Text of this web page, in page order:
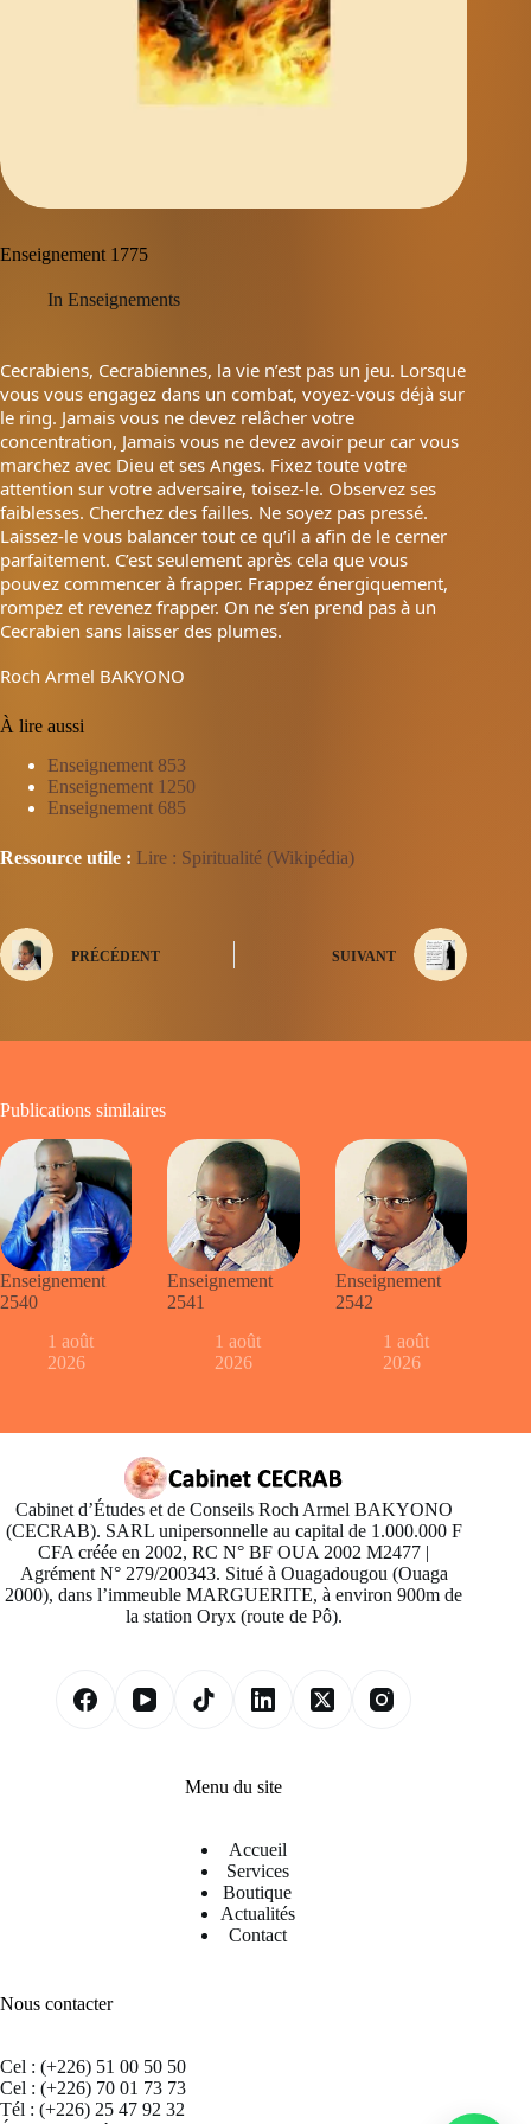
Enseignement 1775
In Enseignements
Cecrabiens, Cecrabiennes, la vie n’est pas un jeu. Lorsque
vous vous engagez dans un combat, voyez-vous déjà sur
le ring. Jamais vous ne devez relâcher votre
concentration, Jamais vous ne devez avoir peur car vous
marchez avec Dieu et ses Anges. Fixez toute votre
attention sur votre adversaire, toisez-le. Observez ses
faiblesses. Cherchez des failles. Ne soyez pas pressé.
Laissez-le vous balancer tout ce qu’il a afin de le cerner
parfaitement. C’est seulement après cela que vous
pouvez commencer à frapper. Frappez énergiquement,
rompez et revenez frapper. On ne s’en prend pas à un
Cecrabien sans laisser des plumes.
Roch Armel BAKYONO
À lire aussi
Enseignement 853
Enseignement 1250
Enseignement 685
Ressource utile : Lire : Spiritualité (Wikipédia)
PRÉCÉDENT SUIVANT
Publications similaires
Enseignement
2540
1 août
2026
Enseignement
2541
1 août
2026
Enseignement
2542
1 août
2026
Cabinet d’Études et de Conseils Roch Armel BAKYONO
(CECRAB). SARL unipersonnelle au capital de 1.000.000 F
CFA créée en 2002, RC N° BF OUA 2002 M2477 |
Agrément N° 279/200343. Situé à Ouagadougou (Ouaga
2000), dans l’immeuble MARGUERITE, à environ 900m de
la station Oryx (route de Pô).
Menu du site
Accueil
Services
Boutique
Actualités
Contact
Nous contacter
Cel : (+226) 51 00 50 50
Cel : (+226) 70 01 73 73
Tél : (+226) 25 47 92 32